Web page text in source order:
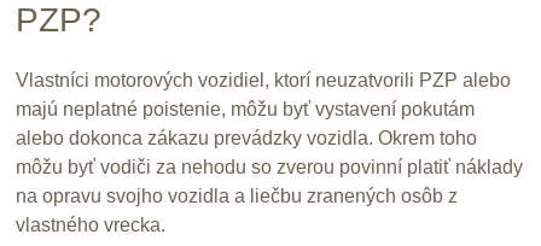
PZP?
Vlastníci motorových vozidiel, ktorí neuzatvorili PZP alebo
majú neplatné poistenie, môžu byť vystavení pokutám
alebo dokonca zákazu prevádzky vozidla. Okrem toho
môžu byť vodiči za nehodu so zverou povinní platiť náklady
na opravu svojho vozidla a liečbu zranených osôb z
vlastného vrecka.